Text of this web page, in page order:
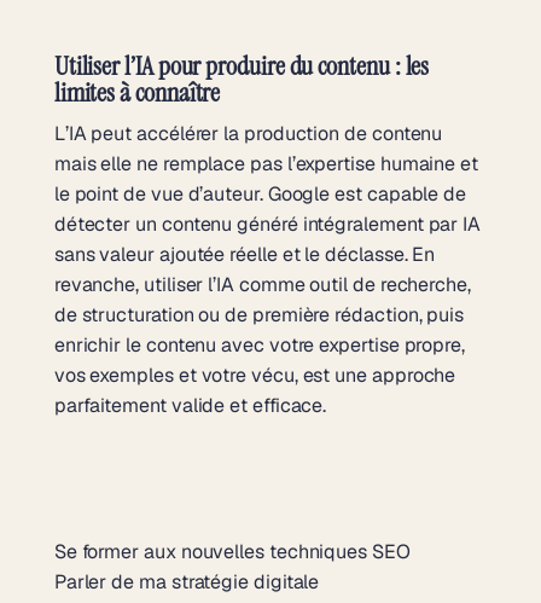
Utiliser l’IA pour produire du contenu : les
limites à connaître
L’IA peut accélérer la production de contenu
mais elle ne remplace pas l’expertise humaine et
le point de vue d’auteur. Google est capable de
détecter un contenu généré intégralement par IA
sans valeur ajoutée réelle et le déclasse. En
revanche, utiliser l’IA comme outil de recherche,
de structuration ou de première rédaction, puis
enrichir le contenu avec votre expertise propre,
vos exemples et votre vécu, est une approche
parfaitement valide et efficace.
Se former aux nouvelles techniques SEO
Parler de ma stratégie digitale